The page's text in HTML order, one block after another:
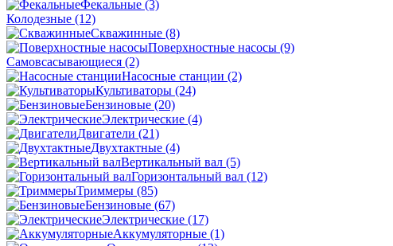
Фекальные (3)
Колодезные (12)
Скважинные (8)
Поверхностные насосы (9)
Самовсасывающиеся (2)
Насосные станции (2)
Культиваторы (24)
Бензиновые (20)
Электрические (4)
Двигатели (21)
Двухтактные (4)
Вертикальный вал (5)
Горизонтальный вал (12)
Триммеры (85)
Бензиновые (67)
Электрические (17)
Аккумуляторные (1)